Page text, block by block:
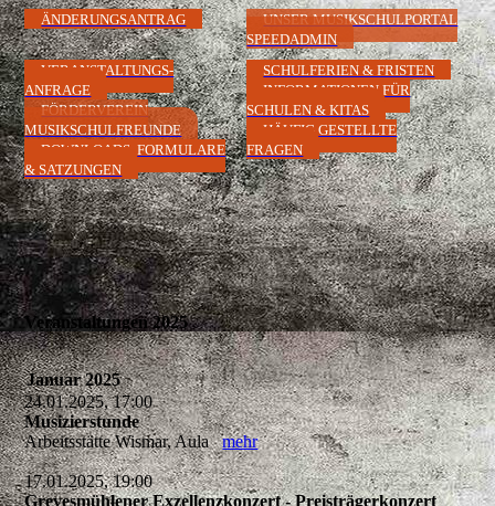
ÄNDERUNGSANTRAG
UNSER MUSIKSCHULPORTAL
SPEEDADMIN
VERANSTALTUNGS-
ANFRAGE
FÖRDERVEREIN
MUSIKSCHULFREUNDE
DOWNLOADS, FORMULARE
& SATZUNGEN
SCHULFERIEN & FRISTEN
INFORMATIONEN FÜR
SCHULEN & KITAS
HÄUFIG GESTELLTE
FRAGEN
Veranstaltungen 2025
Januar 2025
24.01.2025, 17:00
Musizierstunde
Arbeitsstätte Wismar, Aulamehr
17.01.2025, 19:00
Grevesmühlener Exzellenzkonzert - Preisträgerkonzert